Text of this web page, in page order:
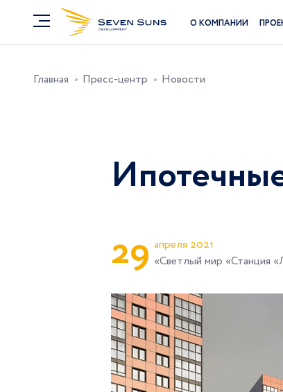
О КОМПАНИИ
Главная Пресс-центр Новости
29 апреля 2021
«Светлый мир «Станция